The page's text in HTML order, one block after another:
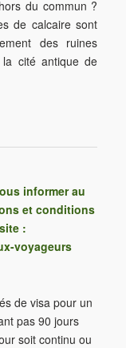
du commun ?
de calcaire sont
des ruines
cité antique de
informer au
et conditions
:
voyageurs
de visa pour un
pas 90 jours
soit continu ou